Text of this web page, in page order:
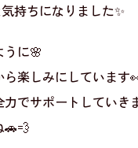
持ちになりました✨
に🌸
楽しみにしています
でサポートしていき
🚗💨